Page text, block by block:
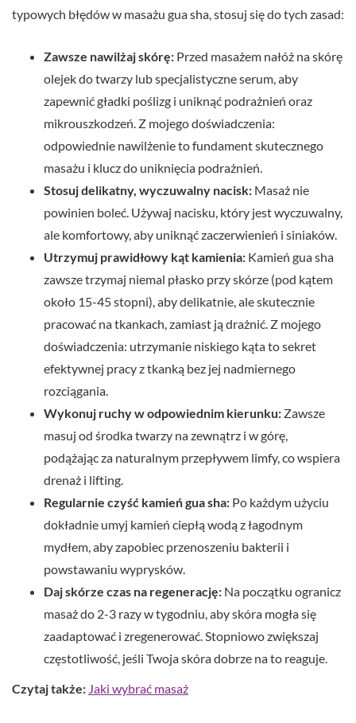
typowych błędów w masażu gua sha, stosuj się do tych zasad:
Zawsze nawilżaj skórę: Przed masażem nałóż na skórę
olejek do twarzy lub specjalistyczne serum, aby
zapewnić gładki poślizg i uniknąć podrażnień oraz
mikrouszkodzeń. Z mojego doświadczenia:
odpowiednie nawilżenie to fundament skutecznego
masażu i klucz do uniknięcia podrażnień.
Stosuj delikatny, wyczuwalny nacisk: Masaż nie
powinien boleć. Używaj nacisku, który jest wyczuwalny,
ale komfortowy, aby uniknąć zaczerwienień i siniaków.
Utrzymuj prawidłowy kąt kamienia: Kamień gua sha
zawsze trzymaj niemal płasko przy skórze (pod kątem
około 15-45 stopni), aby delikatnie, ale skutecznie
pracować na tkankach, zamiast ją drażnić. Z mojego
doświadczenia: utrzymanie niskiego kąta to sekret
efektywnej pracy z tkanką bez jej nadmiernego
rozciągania.
Wykonuj ruchy w odpowiednim kierunku: Zawsze
masuj od środka twarzy na zewnątrz i w górę,
podążając za naturalnym przepływem limfy, co wspiera
drenaż i lifting.
Regularnie czyść kamień gua sha: Po każdym użyciu
dokładnie umyj kamień ciepłą wodą z łagodnym
mydłem, aby zapobiec przenoszeniu bakterii i
powstawaniu wyprysków.
Daj skórze czas na regenerację: Na początku ogranicz
masaż do 2-3 razy w tygodniu, aby skóra mogła się
zaadaptować i zregenerować. Stopniowo zwiększaj
częstotliwość, jeśli Twoja skóra dobrze na to reaguje.
Czytaj także: Jaki wybrać masaż